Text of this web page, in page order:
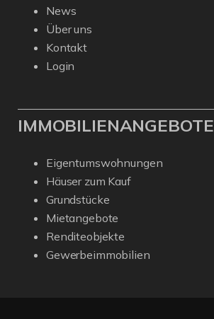
News
Über uns
Kontakt
Login
IMMOBILIENANGEBOTE
Eigentumswohnungen
Häuser zum Kauf
Grundstücke
Mietangebote
Renditeobjekte
Gewerbeimmobilien